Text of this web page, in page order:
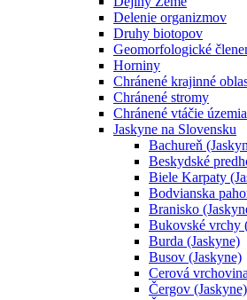
Delenie organizmov
Druhy biotopov
Geomorfologické
Horniny
Chránené krajinné
Chránené stromy
Chránené vtáčie územia
Jaskyne na Slovensku
Bachureň
Beskydské
Biele Karpaty
Bodvianska
Branisko
Bukovské vrchy
Burda (Jaskyne)
Busov (Jaskyne)
Cerová
Čergov (Jaskyne)